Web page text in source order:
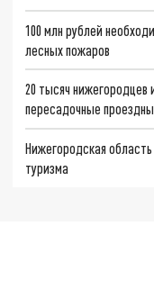
100 млн рублей
лесных пожаров
20 тысяч нижегородцев
пересадочные
Нижегородская
туризма